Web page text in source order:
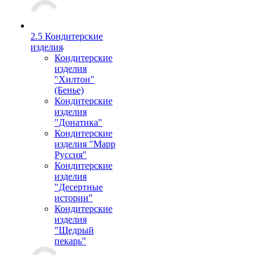
2.5 Кондитерские
изделия
Кондитерские
изделия
"Хилтон"
(Бенье)
Кондитерские
изделия
"Донатика"
Кондитерские
изделия "Марр
Руссия"
Кондитерские
изделия
"Десертные
истории"
Кондитерские
изделия
"Щедрый
пекарь"